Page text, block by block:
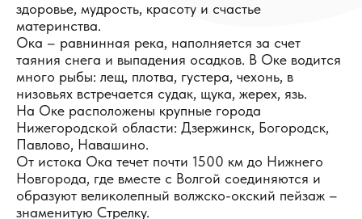
здоровье, мудрость, красоту и счастье
материнства.
Ока – равнинная река, наполняется за счет
таяния снега и выпадения осадков. В Оке водится
много рыбы: лещ, плотва, густера, чехонь, в
низовьях встречается судак, щука, жерех, язь.
На Оке расположены крупные города
Нижегородской области: Дзержинск, Богородск,
Павлово, Навашино.
От истока Ока течет почти 1500 км до Нижнего
Новгорода, где вместе с Волгой соединяются и
образуют великолепный волжско-окский пейзаж –
знаменитую Стрелку.